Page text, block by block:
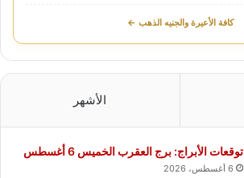
كافة الأعيرة والجنيه الذهب ←
الأشهر
توقعات الأبراج: برج العقرب الخميس 6 أغسطس
6 أغسطس، 2026